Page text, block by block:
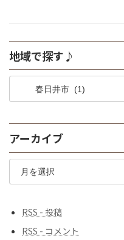
地域で探す♪
地
で
す
♪
アーカイブ
ア
カ
RSS - 投稿
RSS - コメント